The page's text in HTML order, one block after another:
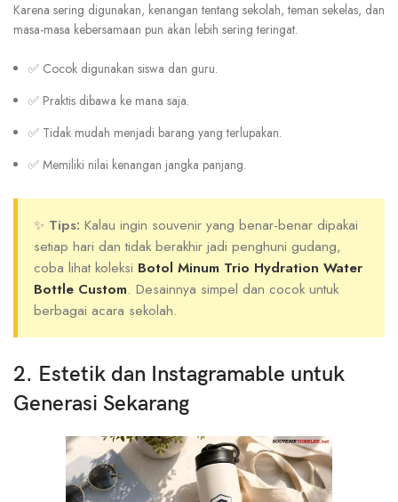
Karena sering digunakan, kenangan tentang sekolah, teman sekelas, dan
masa-masa kebersamaan pun akan lebih sering teringat.
✅ Cocok digunakan siswa dan guru.
✅ Praktis dibawa ke mana saja.
✅ Tidak mudah menjadi barang yang terlupakan.
✅ Memiliki nilai kenangan jangka panjang.
✨ Tips: Kalau ingin souvenir yang benar-benar dipakai
setiap hari dan tidak berakhir jadi penghuni gudang,
coba lihat koleksi Botol Minum Trio Hydration Water
Bottle Custom. Desainnya simpel dan cocok untuk
berbagai acara sekolah.
2. Estetik dan Instagramable untuk
Generasi Sekarang